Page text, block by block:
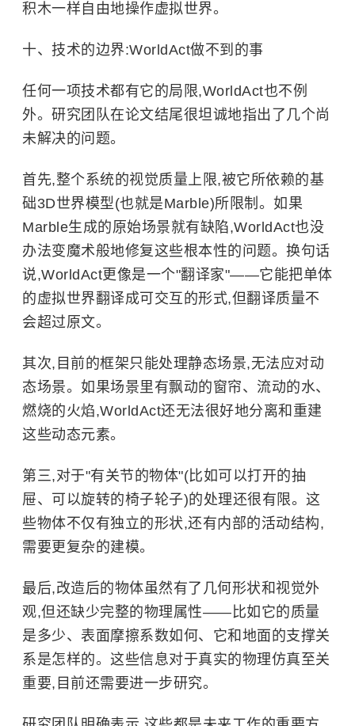
积木一样自由地操作虚拟世界。
十、技术的边界:WorldAct做不到的事
任何一项技术都有它的局限,WorldAct也不例
外。研究团队在论文结尾很坦诚地指出了几个尚
未解决的问题。
首先,整个系统的视觉质量上限,被它所依赖的基
础3D世界模型(也就是Marble)所限制。如果
Marble生成的原始场景就有缺陷,WorldAct也没
办法变魔术般地修复这些根本性的问题。换句话
说,WorldAct更像是一个"翻译家"——它能把单体
的虚拟世界翻译成可交互的形式,但翻译质量不
会超过原文。
其次,目前的框架只能处理静态场景,无法应对动
态场景。如果场景里有飘动的窗帘、流动的水、
燃烧的火焰,WorldAct还无法很好地分离和重建
这些动态元素。
第三,对于"有关节的物体"(比如可以打开的抽
屉、可以旋转的椅子轮子)的处理还很有限。这
些物体不仅有独立的形状,还有内部的活动结构,
需要更复杂的建模。
最后,改造后的物体虽然有了几何形状和视觉外
观,但还缺少完整的物理属性——比如它的质量
是多少、表面摩擦系数如何、它和地面的支撑关
系是怎样的。这些信息对于真实的物理仿真至关
重要,目前还需要进一步研究。